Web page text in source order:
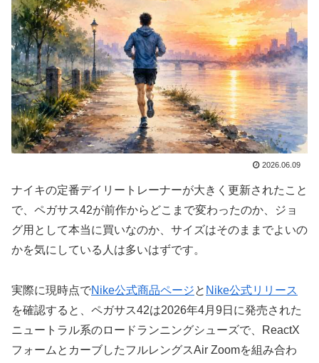
2026.06.09
ナイキの定番デイリートレーナーが大きく更新されたこと
で、ペガサス42が前作からどこまで変わったのか、ジョ
グ用として本当に買いなのか、サイズはそのままでよいの
かを気にしている人は多いはずです。
実際に現時点でNike公式商品ページと Nike公式リリース
を確認すると、ペガサス42は2026年4月9日に発売された
ニュートラル系のロードランニングシューズで、ReactX
フォームとカーブしたフルレングスAir Zoomを組み合わ